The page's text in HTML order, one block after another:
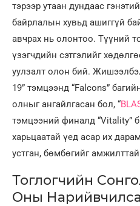
тэрээр утаан дундаас
байрлалын хувьд ашиггүй
авчрах нь олонтоо. Түүний
үзэгчдийн сэтгэлийг
уулзалт олон бий.
19” тэмцээнд “Falcons”
олныг ангайлгасан бол, “
тэмцээний финалд “Vitality”
харьцаатай үед асар их
устган, бөмбөгийг
Тоглогчийн
Оны